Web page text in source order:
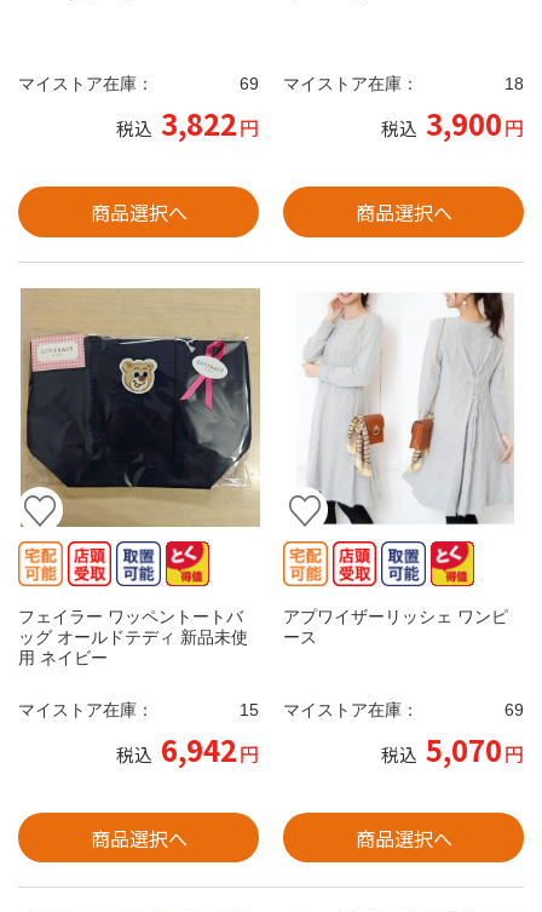
マイストア在庫： 69
税込 3,822円
商品選択へ
マイストア在庫： 18
税込 3,900円
商品選択へ
フェイラー ワッペントートバ
ッグ オールドテディ 新品未使
用 ネイビー
マイストア在庫： 15
税込 6,942円
商品選択へ
アプワイザーリッシェ ワンピ
ース
マイストア在庫： 69
税込 5,070円
商品選択へ